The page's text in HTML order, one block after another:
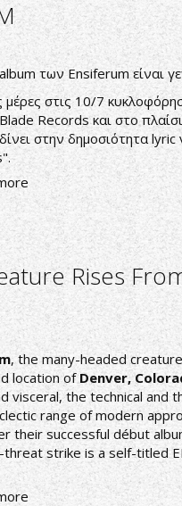
των Ensiferum είναι
μέρες στις 10/7
Records και στο
στην δημοσιότητα lyric
Rises
, the many-headed
location of Denver,
visceral, the technical and
range of modern
their successful début
strike is a self-titled